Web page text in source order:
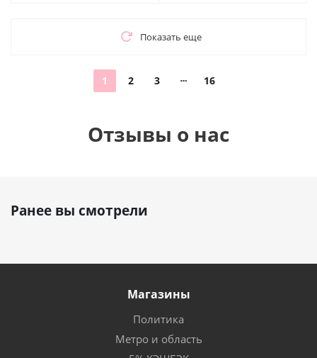
Показать еще
1 2 3 16
Отзывы о нас
Ранее вы смотрели
Магазины
Политика
Метро и область